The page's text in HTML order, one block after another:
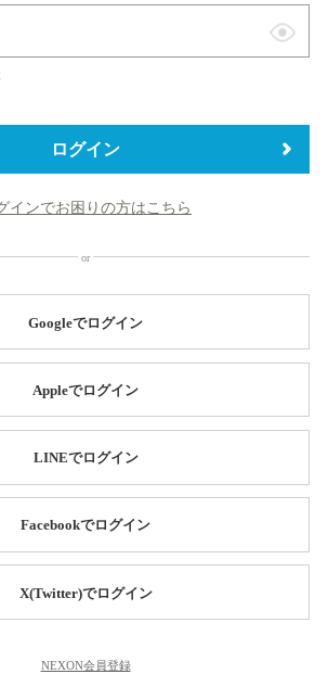
表
替
ログイン
インでお困りの方はこちら
Googleでログイン
Appleでログイン
LINEでログイン
Facebookでログイン
X(Twitter)でログイン
NEXON会員登録